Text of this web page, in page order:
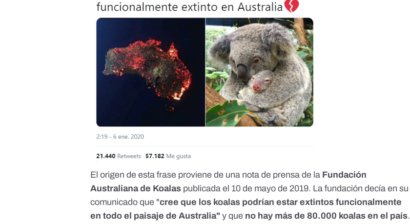
El origen de esta frase proviene de una nota de prensa de la Fundación
Australiana de Koalas publicada el 10 de mayo de 2019. La fundación decía en su
comunicado que "cree que los koalas podrían estar extintos funcionalmente
en todo el paisaje de Australia" y que no hay más de 80.000 koalas en el país.